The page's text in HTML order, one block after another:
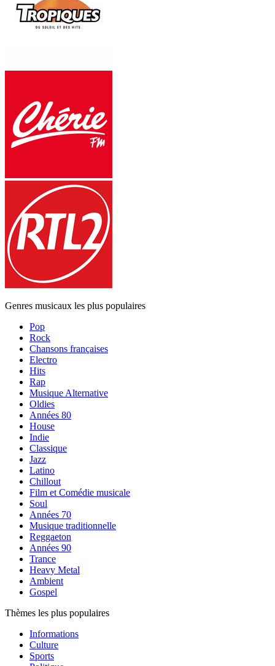
Genres musicaux les plus populaires
Pop
Rock
Chansons françaises
Electro
Hits
Rap
Musique Alternative
Oldies
Années 80
House
Indie
Classique
Jazz
Latino
Chillout
Film et Comédie musicale
Soul
Années 70
Musique traditionnelle
Reggaeton
Années 90
Trance
Heavy Metal
Ambient
Gospel
Thèmes les plus populaires
Informations
Culture
Sports